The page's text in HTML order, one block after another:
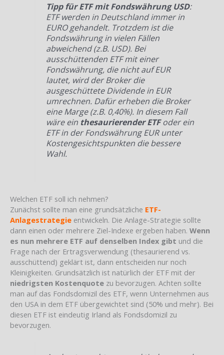
Tipp für ETF mit Fondswährung USD:
ETF werden in Deutschland immer in
EURO gehandelt. Trotzdem ist die
Fondswährung in vielen Fällen
abweichend (z.B. USD). Bei
ausschüttenden ETF mit einer
Fondswährung, die nicht auf EUR
lautet, wird der Broker die
ausgeschüttete Dividende in EUR
umrechnen. Dafür erheben die Broker
eine Marge (z.B. 0,40%). In diesem Fall
wäre ein thesaurierender ETFoder ein
ETF in der Fondswährung EUR unter
Kostengesichtspunkten die bessere
Wahl.
Welchen ETF soll ich nehmen?
Zunächst sollte man eine grundsätzliche ETF-
Anlagestrategie entwickeln. Die Anlage-Strategie sollte
dann einen oder mehrere Ziel-Indexe ergeben haben. Wenn
es nun mehrere ETF auf denselben Index gibt und die
Frage nach der Ertragsverwendung (thesaurierend vs.
ausschüttend) geklärt ist, dann entscheiden nur noch
Kleinigkeiten. Grundsätzlich ist natürlich der ETF mit der
niedrigsten Kostenquote zu bevorzugen. Achten sollte
man auf das Fondsdomizil des ETF, wenn Unternehmen aus
den USA in dem ETF übergewichtet sind (50% und mehr). Bei
diesen ETF ist eindeutig Irland als Fondsdomizil zu
bevorzugen.